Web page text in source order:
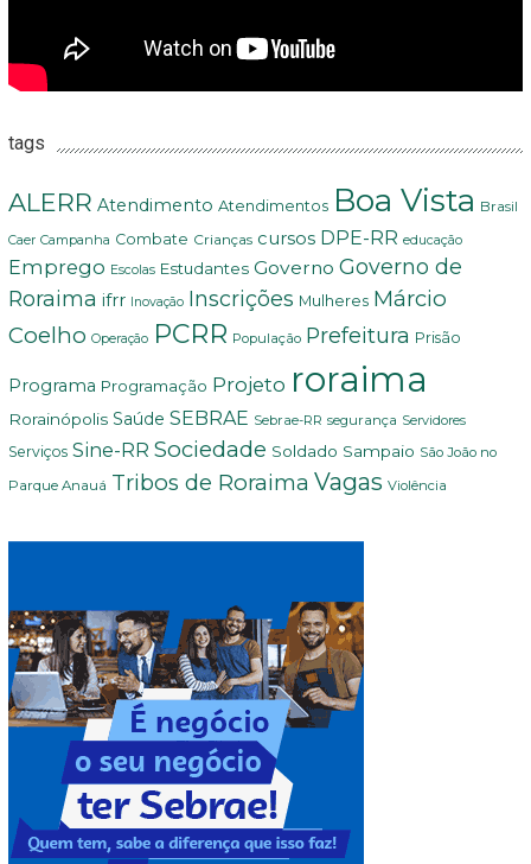
tags
ALERR Atendimento Atendimentos Boa Vista Brasil
Caer Campanha Combate Crianças cursos DPE-RR educação
Emprego Escolas Estudantes Governo Governo de
Roraima ifrr Inovação Inscrições Mulheres Márcio
Coelho Operação PCRR População Prefeitura Prisão
Programa Programação Projeto roraima
Rorainópolis Saúde SEBRAE Sebrae-RR segurança Servidores
Serviços Sine-RR Sociedade Soldado Sampaio São João no
Parque Anauá Tribos de Roraima Vagas Violência